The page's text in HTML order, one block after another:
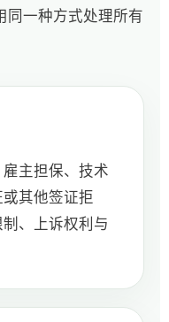
同一种方式处理所有
主担保、技术
其他签证拒
、上诉权利与